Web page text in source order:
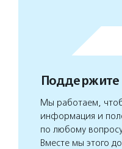
Мы работаем,
информация и
по любому
Вместе мы этого